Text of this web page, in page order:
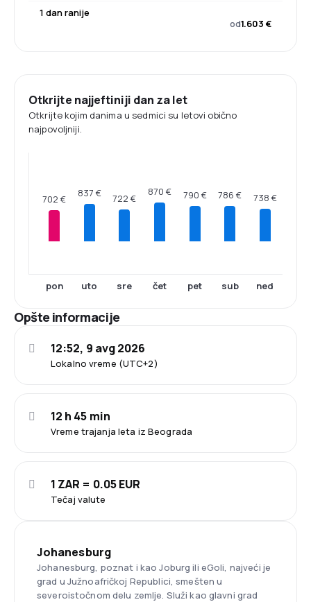
1 dan ranije
od1.603 €
Otkrijte najjeftiniji dan za let
Otkrijte kojim danima u sedmici su letovi obično
najpovoljniji.
702 €
pon
837 €
uto
722 €
sre
870 €
čet
790 €
pet
786 €
sub
738 €
ned
Opšte informacije
Lokalno vreme (UTC+2)
12:52, 9 avg 2026
Vreme trajanja leta iz Beograda
12 h 45 min
Tečaj valute
1 ZAR = 0.05 EUR
Johanesburg
Johanesburg, poznat i kao Joburg ili eGoli, najveći je
grad u Južnoafričkoj Republici, smešten u
severoistočnom delu zemlje. Služi kao glavni grad